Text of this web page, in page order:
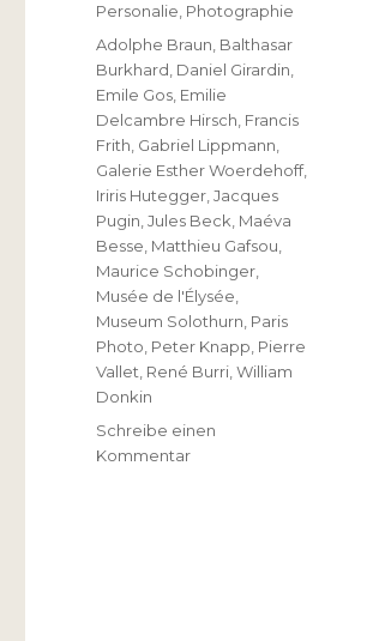
Personalie Photographie
Schlagwörter
Adolphe Braun Balthasar
Burkhard Daniel Girardin
Emile Gos Emilie
Delcambre Hirsch Francis
Frith Gabriel Lippmann
Galerie Esther Woerdehoff,
Iriris Hutegger ,Jacques
Pugin ,Jules Beck Maéva
Besse Matthieu Gafsou
Maurice Schobinger
Musée de l'Élysée
Museum Solothurn Paris
Photo Peter Knapp Pierre
Vallet René Burri ,William
Donkin
Schreibe einen
Kommentarzu